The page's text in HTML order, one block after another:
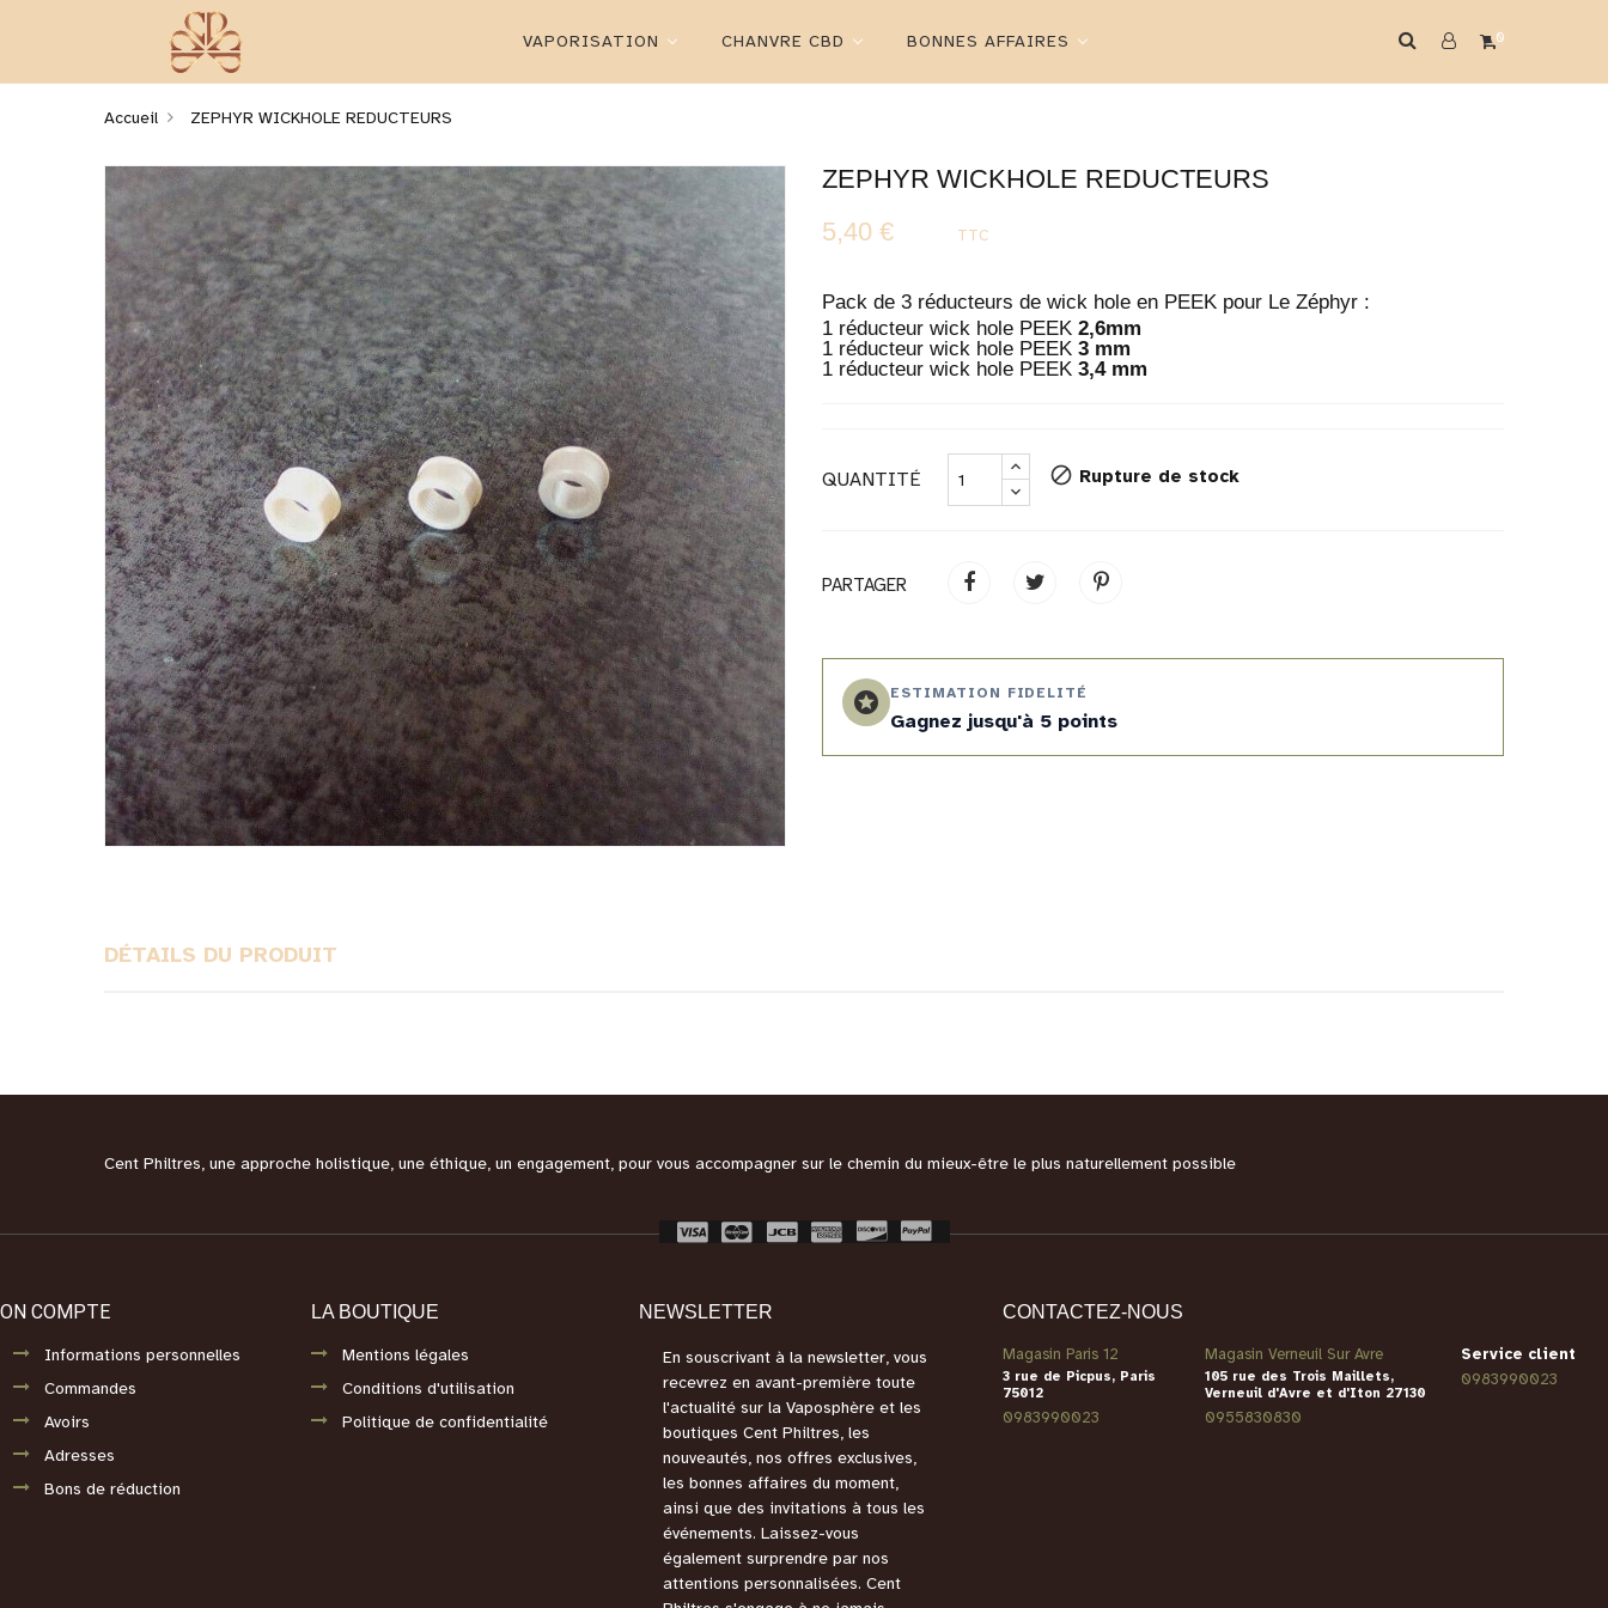
VAPORISATION CHANVRE CBD BONNES AFFAIRES 0
Accueil ZEPHYR WICKHOLE REDUCTEURS
ZEPHYR WICKHOLE REDUCTEURS
5,40 €
TTC
Pack de 3 réducteurs de wick hole en PEEK pour Le Zéphyr :
1 réducteur wick hole PEEK 2,6mm
1 réducteur wick hole PEEK 3 mm
1 réducteur wick hole PEEK 3,4 mm
QUANTITÉ block Rupture de stock
PARTAGER
stars ESTIMATION FIDELITÉ
Gagnez jusqu'à 5 points
DÉTAILS DU PRODUIT
Cent Philtres, une approche holistique, une éthique, un engagement, pour vous accompagner sur le chemin du mieux-être le plus naturellement possible
COMPTE
Informations personnelles
Commandes
Avoirs
Adresses
Bons de réduction
LA BOUTIQUE
Mentions légales
Conditions d'utilisation
Politique de confidentialité
NEWSLETTER
En souscrivant à la newsletter, vous
recevrez en avant-première toute
l'actualité sur la Vaposphère et les
boutiques Cent Philtres, les
nouveautés, nos offres exclusives,
les bonnes affaires du moment,
ainsi que des invitations à tous les
événements. Laissez-vous
également surprendre par nos
attentions personnalisées. Cent
CONTACTEZ-NOUS
Magasin Paris 12
3 rue de Picpus, Paris
75012
0983990023
Magasin Verneuil Sur Avre
105 rue des Trois Maillets,
Verneuil d'Avre et d'Iton 27130
0955830830
Service client
0983990023